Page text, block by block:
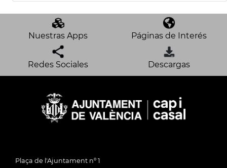
Nuestras Apps Páginas de Interés
Redes Sociales Descargas
Plaça de l'Ajuntament nº 1